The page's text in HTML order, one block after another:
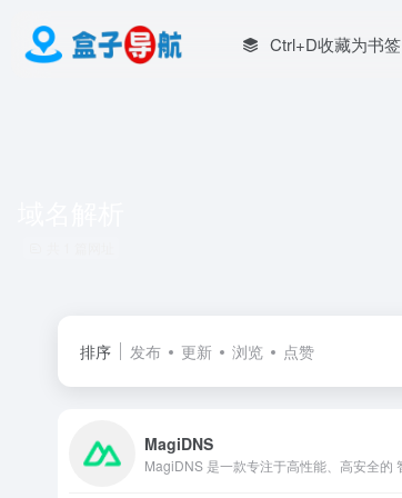
Ctrl+D收藏为书签
排序 发布 更新 浏览 点赞
MagiDNS